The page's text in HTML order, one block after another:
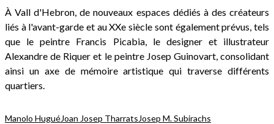
À Vall d'Hebron, de nouveaux espaces dédiés à des créateurs
liés à l'avant-garde et au XXe siècle sont également prévus, tels
que le peintre Francis Picabia, le designer et illustrateur
Alexandre de Riquer et le peintre Josep Guinovart, consolidant
ainsi un axe de mémoire artistique qui traverse différents
quartiers.
Manolo HuguéJoan Josep TharratsJosep M. Subirachs